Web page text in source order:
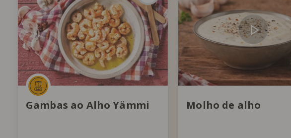
Gambas ao Alho Yämmi Molho de alho